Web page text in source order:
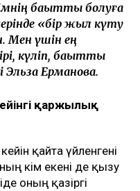
бақытты болуға
«бір жыл күту
Мен үшін ең
күліп, бақытты
Эльза Ерманова.
қаржылық
қайта үйленгені
кім екені де қызу
оның қазіргі